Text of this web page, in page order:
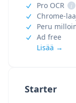
Starter
Pro OCR
i
Chrome-
Peru
Ad free
Lisää →